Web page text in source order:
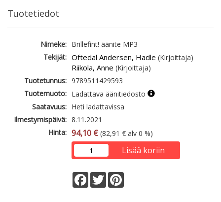
Tuotetiedot
Nimeke: Brillefint! äänite MP3
Tekijät: Oftedal Andersen, Hadle (Kirjoittaja)
Riikola, Anne (Kirjoittaja)
Tuotetunnus: 9789511429593
Tuotemuoto: Ladattava äänitiedosto
Saatavuus: Heti ladattavissa
Ilmestymispäivä: 8.11.2021
Hinta: 94,10 € (82,91 € alv 0 %)
Lisää koriin
Facebook
Twitter